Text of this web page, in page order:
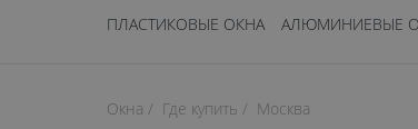
ПЛАСТИКОВЫЕ ОКНА АЛЮМИНИЕВЫЕ
Окна Где купить Москва